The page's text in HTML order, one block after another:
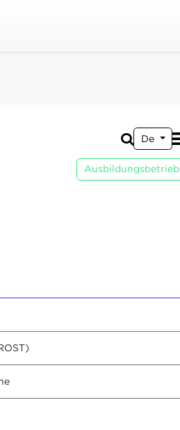
De
Ausbildungsbetrieb